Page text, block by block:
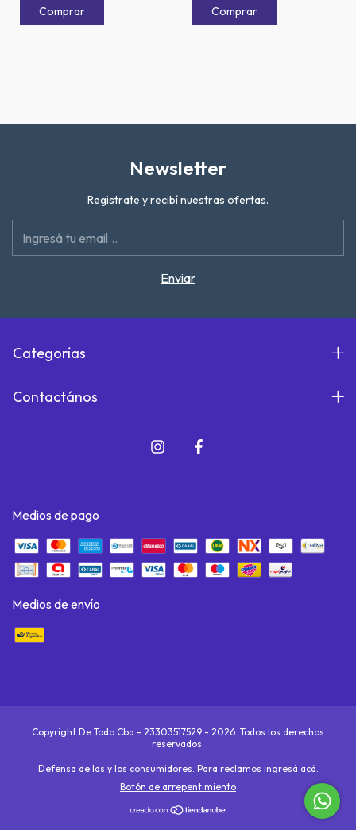
Newsletter
Registrate y recibí nuestras ofertas.
Categorías
Contactános
Medios de pago
Medios de envío
Copyright De Todo Cba - 23303517529 - 2026. Todos los derechos
reservados.
Defensa de las y los consumidores. Para reclamos ingresá acá.
Botón de arrepentimiento